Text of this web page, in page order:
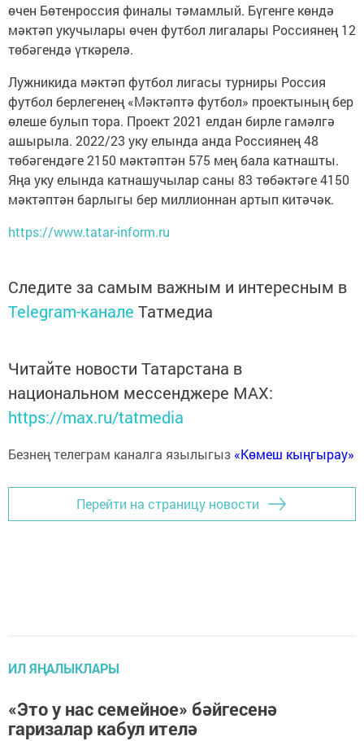
өчен Бөтенроссия финалы тәмамлый. Бүгенге көндә
мәктәп укучылары өчен футбол лигалары Россиянең 12
төбәгендә үткәрелә.
Лужникида мәктәп футбол лигасы турниры Россия
футбол берлегенең «Мәктәптә футбол» проектының бер
өлеше булып тора. Проект 2021 елдан бирле гамәлгә
ашырыла. 2022/23 уку елында анда Россиянең 48
төбәгендәге 2150 мәктәптән 575 мең бала катнашты.
Яңа уку елында катнашучылар саны 83 төбәктәге 4150
мәктәптән барлыгы бер миллионнан артып китәчәк.
https://www.tatar-inform.ru
Следите за самым важным и интересным в
Telegram-канале Татмедиа
Читайте новости Татарстана в
национальном мессенджере MАХ:
https://max.ru/tatmedia
Безнең телеграм каналга язылыгыз «Көмеш кыңгырау»
Перейти на страницу новости
ИЛ ЯҢАЛЫКЛАРЫ
«Это у нас семейное» бәйгесенә
гаризалар кабул ителә